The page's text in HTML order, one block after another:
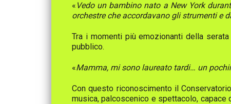
« Vedo un bambino nato a New York
orchestre che accordavano gli strumenti e
Tra i momenti più emozionanti della
pubblico.
«Mamma, mi sono laureato tardi… un
Con questo riconoscimento il
musica, palcoscenico e spettacolo,